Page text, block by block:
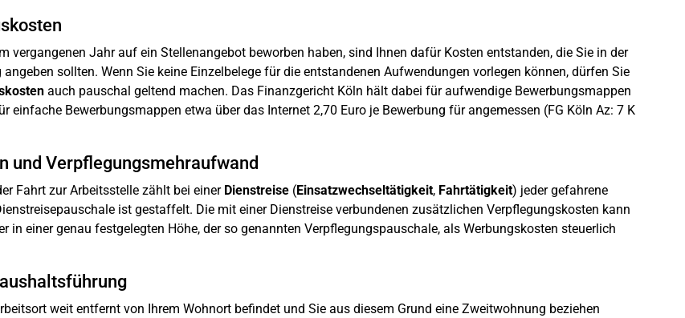
vergangenen Jahr auf ein Stellenangebot beworben haben, sind Ihnen dafür Kosten entstanden, die Sie in der
angeben sollten. Wenn Sie keine Einzelbelege für die entstandenen Aufwendungen vorlegen können, dürfen Sie
auch pauschal geltend machen. Das Finanzgericht Köln hält dabei für aufwendige Bewerbungsmappen
einfache Bewerbungsmappen etwa über das Internet 2,70 Euro je Bewerbung für angemessen (FG Köln Az: 7 K
und Verpflegungsmehraufwand
Fahrt zur Arbeitsstelle zählt bei einer Dienstreise (Einsatzwechseltätigkeit, Fahrtätigkeit) jeder gefahrene
ist gestaffelt. Die mit einer Dienstreise verbundenen zusätzlichen Verpflegungskosten kann
in einer genau festgelegten Höhe, der so genannten Verpflegungspauschale, als Werbungskosten steuerlich
weit entfernt von Ihrem Wohnort befindet und Sie aus diesem Grund eine Zweitwohnung beziehen